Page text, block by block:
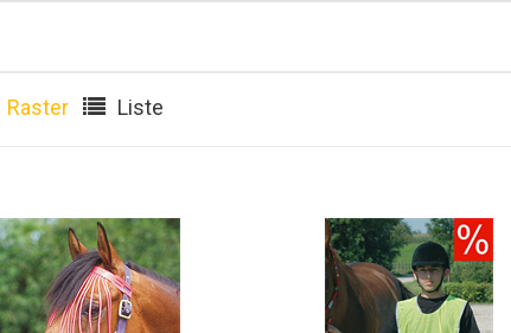
Raster Liste